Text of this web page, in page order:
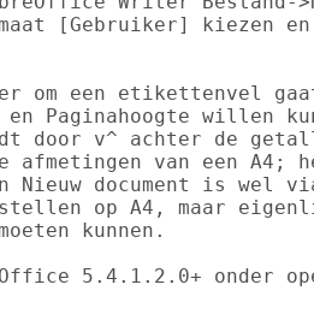
[Gebruiker] kiezen en
om een etikettenvel
en Paginahoogte willen
door v^ achter de
afmetingen van een A4;
Nieuw document is wel
op A4, maar
kunnen.
5.4.1.2.0+ onder